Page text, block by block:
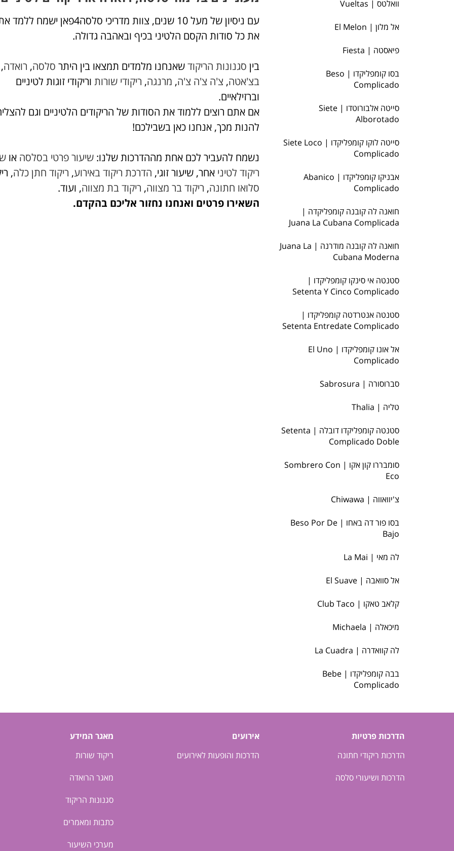
וואלטס | Vueltas
אל מלון | El Melon
פיאסטה | Fiesta
בסו קומפליקדו | Beso
Complicado
סייטה אלבורוטדו | Siete
Alborotado
סייטה לוקו קומפליקדו | Siete Loco
Complicado
אבניקו קומפליקדו | Abanico
Complicado
חואנה לה קובנה קומפליקדה |
Juana La Cubana Complicada
חואנה לה קובנה מודרנה | Juana La
Cubana Moderna
סטנטה אי סינקו קומפליקדו |
Setenta Y Cinco Complicado
סטנטה אנטרדטה קומפליקדו |
Setenta Entredate Complicado
אל אונו קומפליקדו | El Uno
Complicado
סברוסורה | Sabrosura
טליה | Thalia
סטנטה קומפליקדו דובלה | Setenta
Complicado Doble
סומבררו קון אקו | Sombrero Con
Eco
צ'יוואווה | Chiwawa
בסו פור דה באחו | Beso Por De
Bajo
לה מאי | La Mai
אל סוואבה | El Suave
קלאב טאקו | Club Taco
מיכאלה | Michaela
לה קוואדרה | La Cuadra
בבה קומפליקדו | Bebe
Complicado
עם ניסיון של מעל 10 שנים, צוות מדריכי סלסה4פאן
את כל סודות הקסם הלטיני בכיף ובאהבה גדולה.
בין סגנונות הריקודשאנחנו מלמדים תמצאו בין היתר סלסה, רואדה,
בצ'אטה, צ'ה צ'ה צ'ה, מרנגה, ריקודי שורות וריקודי זוגות לטיניים
וברזילאיים.
אם אתם רוצים ללמוד את הסודות של הריקודים הלטיניים וגם
להנות מכך, אנחנו כאן בשבילכם!
נשמח להעביר לכם אחת מההדרכות שלנו:שיעור פרטי בסלסה או
ריקוד לטיני אחר, שיעור זוגי, הדרכת ריקוד באירוע, ריקוד חתן כלה,
סלואו חתונה, ריקוד בר מצווה, ריקוד בת מצווה, ועוד.
השאירו פרטים ואנחנו נחזור אליכם בהקדם.
הדרכות פרטיות
הדרכות ריקודי חתונה
הדרכות ושיעורי סלסה
אירועים
הדרכות והופעות לאירועים
מאגר המידע
ריקוד שורות
מאגר הרואדה
סגנונות הריקוד
כתבות ומאמרים
מערכי השיעור